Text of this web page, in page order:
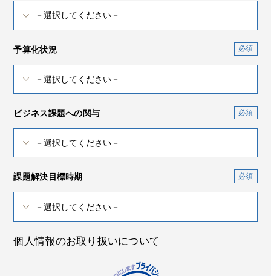
予算化状況
ビジネス課題への関与
課題解決目標時期
個人情報のお取り扱いについて